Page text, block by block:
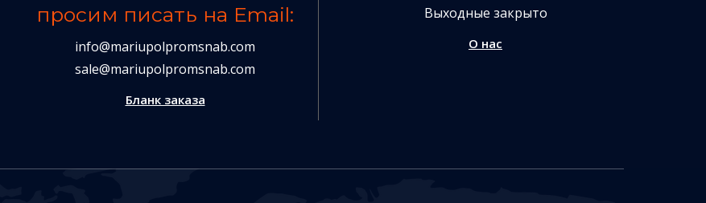
просим писать на Email:
info@mariupolpromsnab.com
sale@mariupolpromsnab.com
Бланк заказа
Выходные закрыто
О нас